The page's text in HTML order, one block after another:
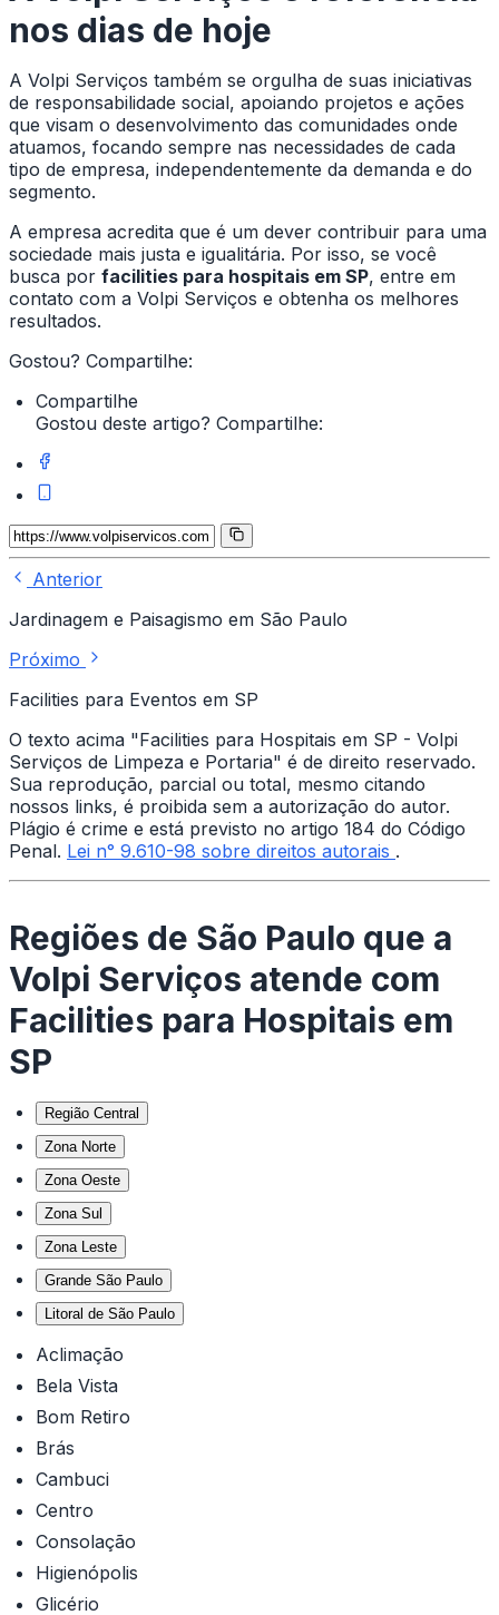
nos dias de hoje
A Volpi Serviços também se orgulha de suas iniciativas
de responsabilidade social, apoiando projetos e ações
que visam o desenvolvimento das comunidades onde
atuamos, focando sempre nas necessidades de cada
tipo de empresa, independentemente da demanda e do
segmento.
A empresa acredita que é um dever contribuir para uma
sociedade mais justa e igualitária. Por isso, se você
busca por facilities para hospitais em SP, entre em
contato com a Volpi Serviços e obtenha os melhores
resultados.
Gostou? Compartilhe:
Compartilhe
Gostou deste artigo? Compartilhe:
Anterior
Jardinagem e Paisagismo em São Paulo
Próximo
Facilities para Eventos em SP
O texto acima "Facilities para Hospitais em SP - Volpi
Serviços de Limpeza e Portaria" é de direito reservado.
Sua reprodução, parcial ou total, mesmo citando
nossos links, é proibida sem a autorização do autor.
Plágio é crime e está previsto no artigo 184 do Código
Penal. Lei n° 9.610-98 sobre direitos autorais .
Regiões de São Paulo que a
Volpi Serviços atende com
Facilities para Hospitais em
SP
Região Central
Zona Norte
Zona Oeste
Zona Sul
Zona Leste
Grande São Paulo
Litoral de São Paulo
Aclimação
Bela Vista
Bom Retiro
Brás
Cambuci
Centro
Consolação
Higienópolis
Glicério